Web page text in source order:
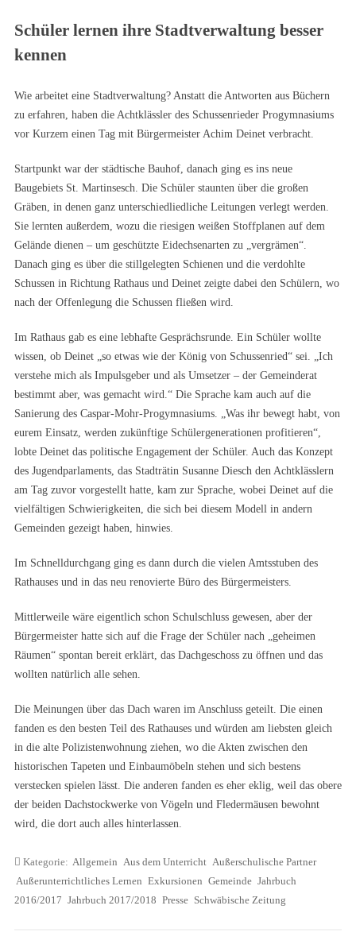
Schüler lernen ihre Stadtverwaltung besser
kennen
Wie arbeitet eine Stadtverwaltung? Anstatt die Antworten aus Büchern
zu erfahren, haben die Achtklässler des Schussenrieder Progymnasiums
vor Kurzem einen Tag mit Bürgermeister Achim Deinet verbracht.
Startpunkt war der städtische Bauhof, danach ging es ins neue
Baugebiets St. Martinsesch. Die Schüler staunten über die großen
Gräben, in denen ganz unterschiedliedliche Leitungen verlegt werden.
Sie lernten außerdem, wozu die riesigen weißen Stoffplanen auf dem
Gelände dienen – um geschützte Eidechsenarten zu „vergrämen“.
Danach ging es über die stillgelegten Schienen und die verdohlte
Schussen in Richtung Rathaus und Deinet zeigte dabei den Schülern, wo
nach der Offenlegung die Schussen fließen wird.
Im Rathaus gab es eine lebhafte Gesprächsrunde. Ein Schüler wollte
wissen, ob Deinet „so etwas wie der König von Schussenried“ sei. „Ich
verstehe mich als Impulsgeber und als Umsetzer – der Gemeinderat
bestimmt aber, was gemacht wird.“ Die Sprache kam auch auf die
Sanierung des Caspar-Mohr-Progymnasiums. „Was ihr bewegt habt, von
eurem Einsatz, werden zukünftige Schülergenerationen profitieren“,
lobte Deinet das politische Engagement der Schüler. Auch das Konzept
des Jugendparlaments, das Stadträtin Susanne Diesch den Achtklässlern
am Tag zuvor vorgestellt hatte, kam zur Sprache, wobei Deinet auf die
vielfältigen Schwierigkeiten, die sich bei diesem Modell in andern
Gemeinden gezeigt haben, hinwies.
Im Schnelldurchgang ging es dann durch die vielen Amtsstuben des
Rathauses und in das neu renovierte Büro des Bürgermeisters.
Mittlerweile wäre eigentlich schon Schulschluss gewesen, aber der
Bürgermeister hatte sich auf die Frage der Schüler nach „geheimen
Räumen“ spontan bereit erklärt, das Dachgeschoss zu öffnen und das
wollten natürlich alle sehen.
Die Meinungen über das Dach waren im Anschluss geteilt. Die einen
fanden es den besten Teil des Rathauses und würden am liebsten gleich
in die alte Polizistenwohnung ziehen, wo die Akten zwischen den
historischen Tapeten und Einbaumöbeln stehen und sich bestens
verstecken spielen lässt. Die anderen fanden es eher eklig, weil das obere
der beiden Dachstockwerke von Vögeln und Fledermäusen bewohnt
wird, die dort auch alles hinterlassen.
Kategorie: Allgemein Aus dem Unterricht Außerschulische Partner
Außerunterrichtliches Lernen Exkursionen Gemeinde Jahrbuch
2016/2017 Jahrbuch 2017/2018 Presse Schwäbische Zeitung